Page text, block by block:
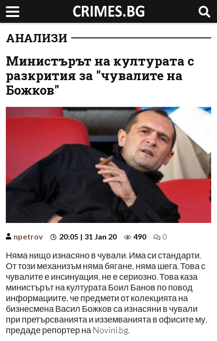
АНАЛИЗИ
Министърът на културата с
разкрития за "чувалите на
Божков"
npetrov 20:05 | 31 Jan 20 490 0
Няма нищо изнасяно в чували. Има си стандарти.
От този механизъм няма бягане, няма шега. Това с
чувалите е инсинуация, не е сериозно. Това каза
министърът на културата Боил Банов по повод
информациите, че предмети от колекцията на
бизнесмена Васил Божков са изнасяни в чували
при претърсванията и изземванията в офисите му,
предаде репортер на Novini.bg.